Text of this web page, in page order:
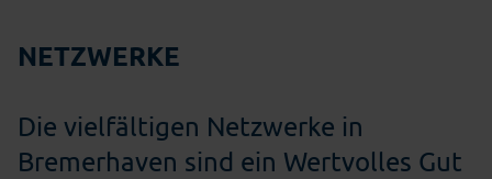
NETZWERKE
Die vielfältigen Netzwerke in
Bremerhaven sind ein Wertvolles Gut